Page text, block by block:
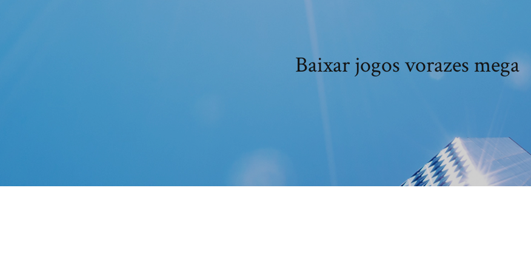
Baixar jogos vorazes mega